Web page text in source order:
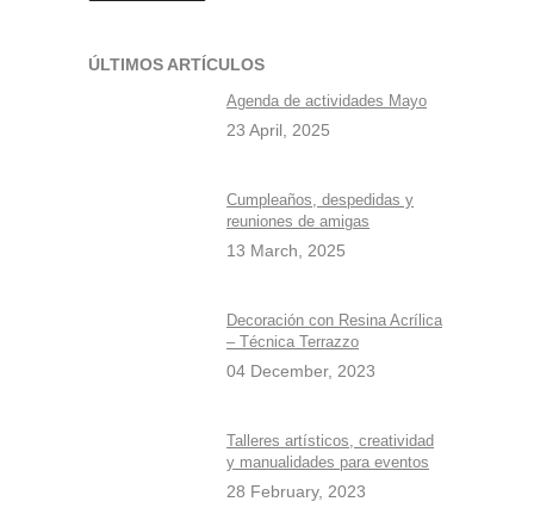
ÚLTIMOS ARTÍCULOS
Agenda de actividades Mayo
23 April, 2025
Cumpleaños, despedidas y
reuniones de amigas
13 March, 2025
Decoración con Resina Acrílica
– Técnica Terrazzo
04 December, 2023
Talleres artísticos, creatividad
y manualidades para eventos
28 February, 2023